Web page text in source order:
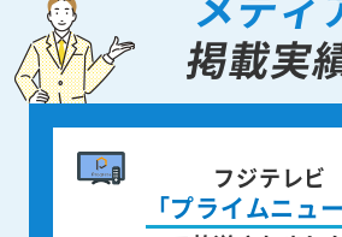
掲載実
書籍出版
身近な人が
亡くなった後の遺